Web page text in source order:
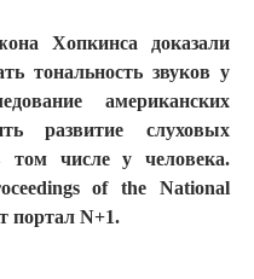
Хопкинса доказали
тональность звуков у
американских
развитие слуховых
том числе у человека.
of the National
портал N+1.